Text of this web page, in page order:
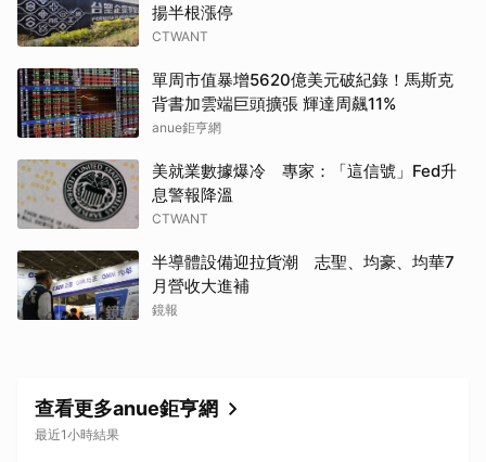
揚半根漲停
CTWANT
單周市值暴增5620億美元破紀錄！馬斯克
背書加雲端巨頭擴張 輝達周飆11%
anue鉅亨網
美就業數據爆冷 專家：「這信號」Fed升
息警報降溫
CTWANT
半導體設備迎拉貨潮 志聖、均豪、均華7
月營收大進補
鏡報
查看更多anue鉅亨網
最近1小時結果